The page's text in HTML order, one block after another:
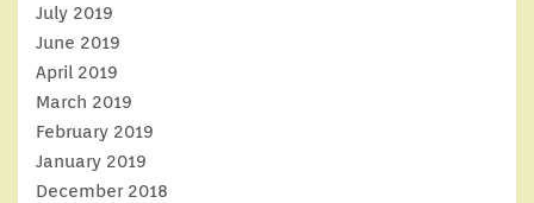
July 2019
June 2019
April 2019
March 2019
February 2019
January 2019
December 2018